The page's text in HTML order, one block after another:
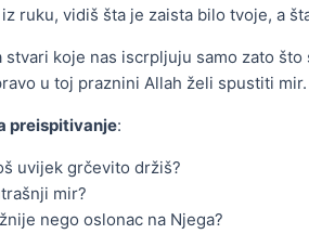
ruku, vidiš šta je zaista bilo tvoje, a
stvari koje nas iscrpljuju samo zato
u toj praznini Allah želi spustiti mir.
preispitivanje:
uvijek grčevito držiš?
mir?
nego oslonac na Njega?